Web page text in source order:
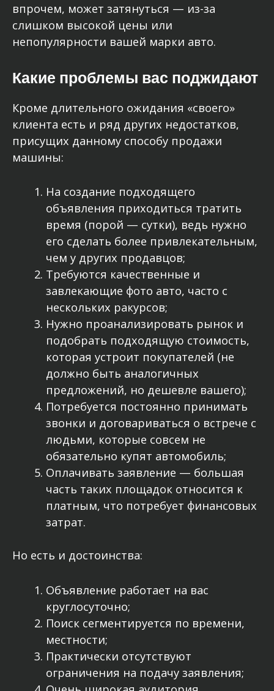
впрочем, может затянуться — из-за
слишком высокой цены или
непопулярности вашей марки авто.
Какие проблемы вас поджидают
Кроме длительного ожидания «своего»
клиента есть и ряд других недостатков,
присущих данному способу продажи
машины:
На создание подходящего
объявления приходиться тратить
время (порой — сутки), ведь нужно
его сделать более привлекательным,
чем у других продавцов;
Требуются качественные и
завлекающие фото авто, часто с
нескольких ракурсов;
Нужно проанализировать рынок и
подобрать подходящую стоимость,
которая устроит покупателей (не
должно быть аналогичных
предложений, но дешевле вашего);
Потребуется постоянно принимать
звонки и договариваться о встрече с
людьми, которые совсем не
обязательно купят автомобиль;
Оплачивать заявление — большая
часть таких площадок относится к
платным, что потребует финансовых
затрат.
Но есть и достоинства:
Объявление работает на вас
круглосуточно;
Поиск сегментируется по времени,
местности;
Практически отсутствуют
ограничения на подачу заявления;